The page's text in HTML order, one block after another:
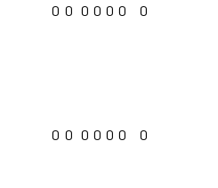
0 0 0 0 0 0 0
0 0 0 0 0 0 0